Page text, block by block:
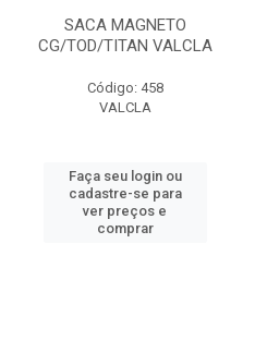
SACA MAGNETO
CG/TOD/TITAN VALCLA
Código: 458
VALCLA
Faça seu login ou
cadastre-se para
ver preços e
comprar